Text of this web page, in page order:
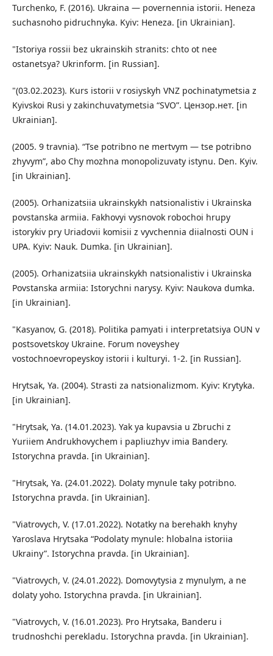
Turchenko, F. (2016). Ukraina — povernennia istorii. Heneza
suchasnoho pidruchnyka. Kyiv: Heneza. [in Ukrainian].
"Istoriya rossii bez ukrainskih stranits: chto ot nee
ostanetsya? Ukrinform. [in Russian].
"(03.02.2023). Kurs istorii v rosiyskyh VNZ pochinatymetsia z
Kyivskoi Rusi y zakinchuvatymetsia “SVO”. Цeнзop.нeт. [in
Ukrainian].
(2005. 9 travnia). “Tse potribno ne mertvym — tse potribno
zhyvym”, abo Chy mozhna monopolizuvaty istynu. Den. Kyiv.
[in Ukrainian].
(2005). Orhanizatsiia ukrainskykh natsionalistiv i Ukrainska
povstanska armiia. Fakhovyi vysnovok robochoi hrupy
istorykiv pry Uriadovii komisii z vyvchennia diialnosti OUN i
UPA. Kyiv: Nauk. Dumka. [in Ukrainian].
(2005). Orhanizatsiia ukrainskykh natsionalistiv i Ukrainska
Povstanska armiia: Istorychni narysy. Kyiv: Naukova dumka.
[in Ukrainian].
"Kasyanov, G. (2018). Politika pamyati i interpretatsiya OUN v
postsovetskoy Ukraine. Forum noveyshey
vostochnoevropeyskoy istorii i kulturyi. 1-2. [in Russian].
Hrytsak, Ya. (2004). Strasti za natsionalizmom. Kyiv: Krytyka.
[in Ukrainian].
"Hrytsak, Ya. (14.01.2023). Yak ya kupavsia u Zbruchi z
Yuriiem Andrukhovychem i papliuzhyv imia Bandery.
Istorychna pravda. [in Ukrainian].
"Hrytsak, Ya. (24.01.2022). Dolaty mynule taky potribno.
Istorychna pravda. [in Ukrainian].
"Viatrovych, V. (17.01.2022). Notatky na berehakh knyhy
Yaroslava Hrytsaka “Podolaty mynule: hlobalna istoriia
Ukrainy”. Istorychna pravda. [in Ukrainian].
"Viatrovych, V. (24.01.2022). Domovytysia z mynulym, a ne
dolaty yoho. Istorychna pravda. [in Ukrainian].
"Viatrovych, V. (16.01.2023). Pro Hrytsaka, Banderu i
trudnoshchi perekladu. Istorychna pravda. [in Ukrainian].